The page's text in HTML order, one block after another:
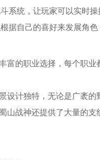
系统，让玩家可以实时
据自己的喜好来发展角
富的职业选择，每个职
设计独特，无论是广袤
山战神还提供了大量的